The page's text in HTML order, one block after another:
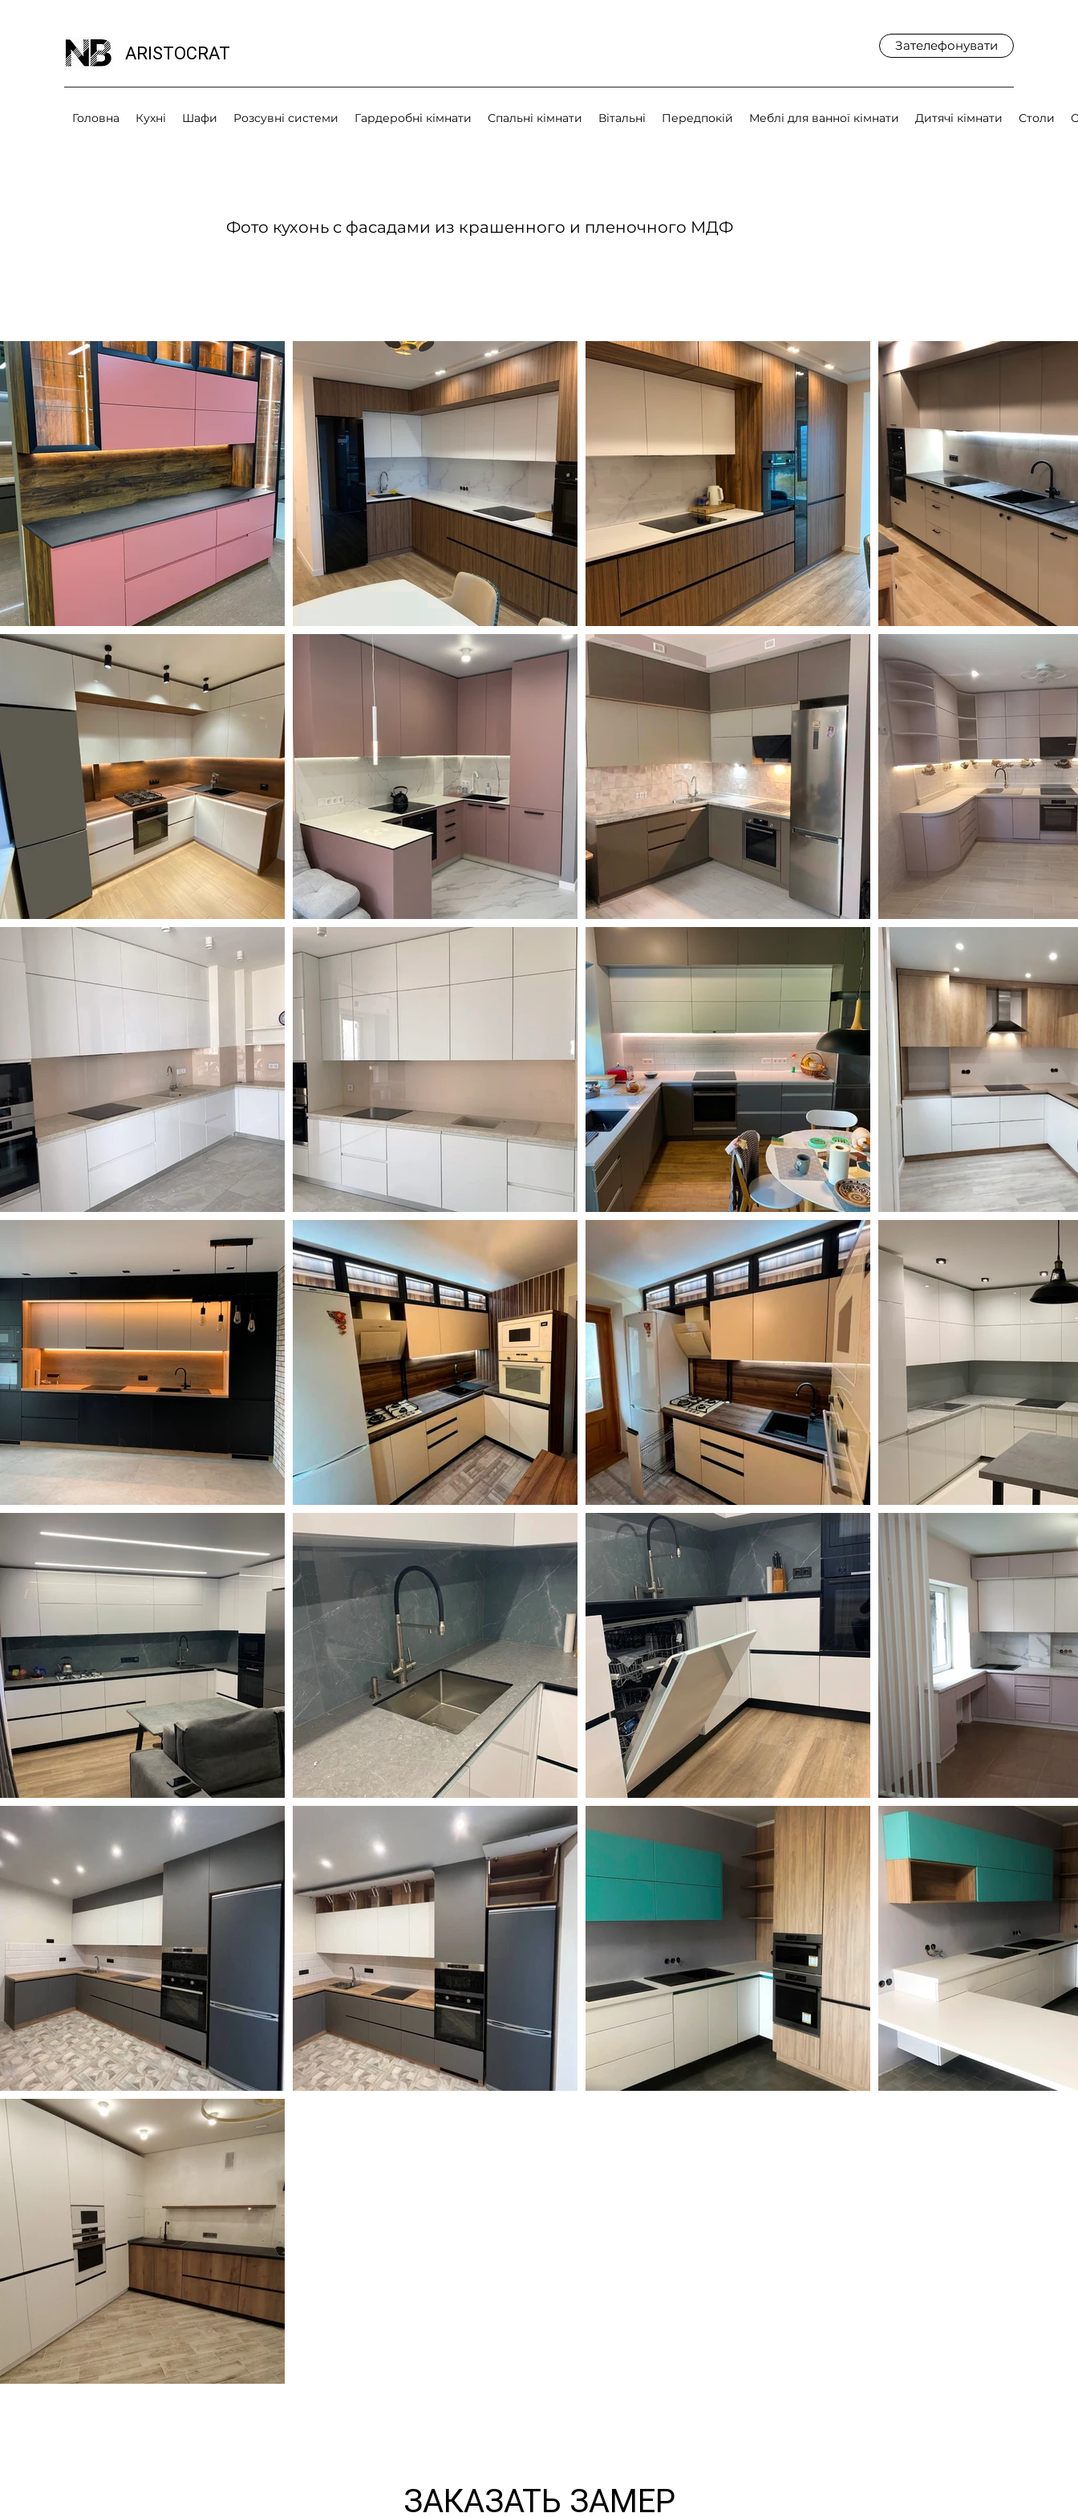
ARISTOCRAT Зателефонувати
Головна Кухні Шафи Розсувні системи Гардеробні кімнати Спальні кімнати Вітальні Передпокій Меблі для ванної кімнати Дитячі кімнати Столи
Фото кухонь с фасадами из крашенного и пленочного МДФ
ЗАКАЗАТЬ ЗАМЕР